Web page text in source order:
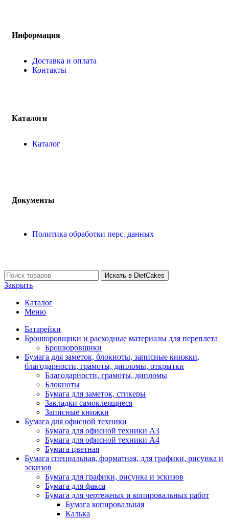
Информация
Доставка и оплата
Контакты
Каталоги
Каталог
Документы
Политика обработки перс. данных
Искать в DietCakes
Закрыть
Каталог
Меню
Батарейки
Брошюровщики и расходные материалы для переплета
Брошюровщики
Бумага для заметок, блокноты, записные книжки,
благодарности, грамоты, дипломы, открытки
Благодарности, грамоты, дипломы
Блокноты
Бумага для заметок, стикеры
Закладки самоклеящиеся
Записные книжки
Бумага для офисной техники
Бумага для офисной техники А3
Бумага для офисной техники А4
Бумага цветная
Бумага специальная, форматная, для графики, рисунка и
эскизов
Бумага для графики, рисунка и эскизов
Бумага для факса
Бумага для чертежных и копировальных работ
Бумага копировальная
Калька